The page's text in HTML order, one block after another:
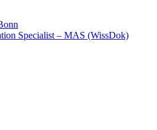
Specialist – MAS (WissDok)